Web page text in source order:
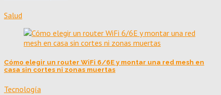
Salud
Cómo elegir un router WiFi 6/6E y montar una red mesh en
casa sin cortes ni zonas muertas
Tecnología